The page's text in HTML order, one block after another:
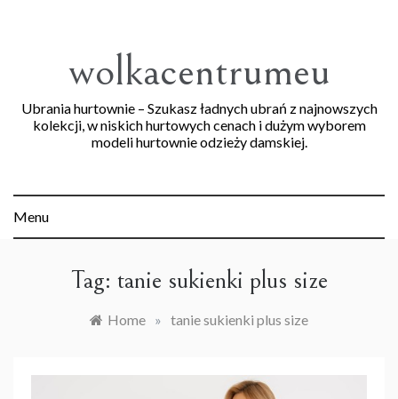
wolkacentrumeu
Ubrania hurtownie – Szukasz ładnych ubrań z najnowszych
kolekcji, w niskich hurtowych cenach i dużym wyborem
modeli hurtownie odzieży damskiej.
Menu
Tag: tanie sukienki plus size
Home » tanie sukienki plus size